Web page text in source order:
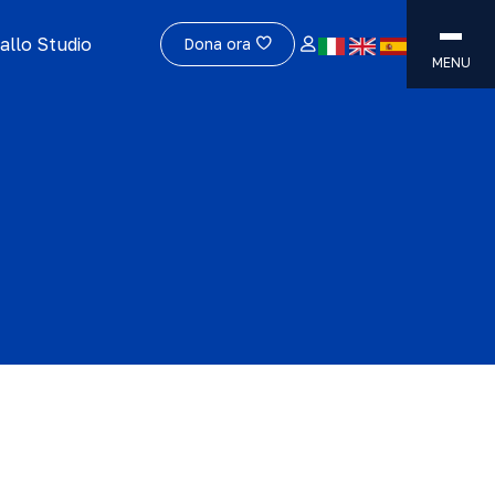
Studio Dona ora
MENU